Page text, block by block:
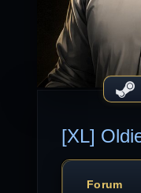
[XL]
Forum